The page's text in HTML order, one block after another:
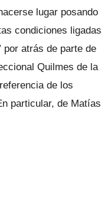
lugar posando
condiciones ligadas
por atrás de parte de
Quilmes de la
de los
particular, de Matías